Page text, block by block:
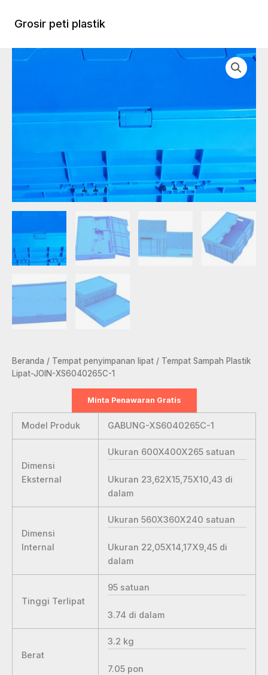
Grosir peti plastik
Beranda / Tempat penyimpanan lipat / Tempat Sampah Plastik
Lipat-JOIN-XS6040265C-1
Minta Penawaran Gratis
Model Produk GABUNG-XS6040265C-1
Dimensi
Eksternal
Ukuran 600X400X265 satuan
Ukuran 23,62X15,75X10,43 di
dalam
Dimensi
Internal
Ukuran 560X360X240 satuan
Ukuran 22,05X14,17X9,45 di
dalam
Tinggi Terlipat
95 satuan
3.74 di dalam
Berat
3.2 kg
7.05 pon